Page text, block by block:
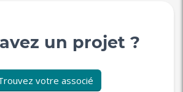
un projet ?
votre associé